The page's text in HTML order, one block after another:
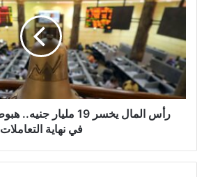
رأس المال يخسر 19
في نهاية التعاملات